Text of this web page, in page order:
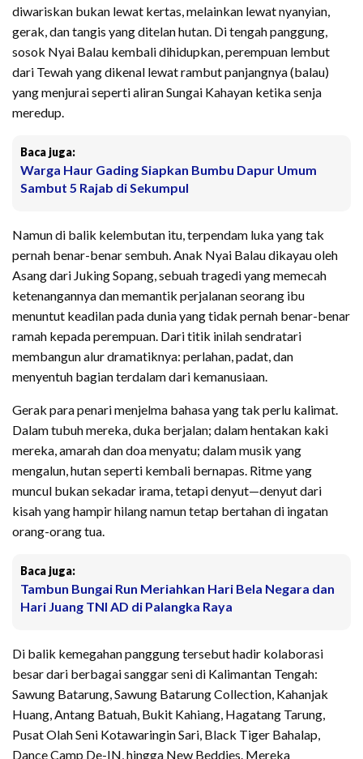
diwariskan bukan lewat kertas, melainkan lewat nyanyian,
gerak, dan tangis yang ditelan hutan. Di tengah panggung,
sosok Nyai Balau kembali dihidupkan, perempuan lembut
dari Tewah yang dikenal lewat rambut panjangnya (balau)
yang menjurai seperti aliran Sungai Kahayan ketika senja
meredup.
Baca juga:
Warga Haur Gading Siapkan Bumbu Dapur Umum
Sambut 5 Rajab di Sekumpul
Namun di balik kelembutan itu, terpendam luka yang tak
pernah benar-benar sembuh. Anak Nyai Balau dikayau oleh
Asang dari Juking Sopang, sebuah tragedi yang memecah
ketenangannya dan memantik perjalanan seorang ibu
menuntut keadilan pada dunia yang tidak pernah benar-benar
ramah kepada perempuan. Dari titik inilah sendratari
membangun alur dramatiknya: perlahan, padat, dan
menyentuh bagian terdalam dari kemanusiaan.
Gerak para penari menjelma bahasa yang tak perlu kalimat.
Dalam tubuh mereka, duka berjalan; dalam hentakan kaki
mereka, amarah dan doa menyatu; dalam musik yang
mengalun, hutan seperti kembali bernapas. Ritme yang
muncul bukan sekadar irama, tetapi denyut—denyut dari
kisah yang hampir hilang namun tetap bertahan di ingatan
orang-orang tua.
Baca juga:
Tambun Bungai Run Meriahkan Hari Bela Negara dan
Hari Juang TNI AD di Palangka Raya
Di balik kemegahan panggung tersebut hadir kolaborasi
besar dari berbagai sanggar seni di Kalimantan Tengah:
Sawung Batarung, Sawung Batarung Collection, Kahanjak
Huang, Antang Batuah, Bukit Kahiang, Hagatang Tarung,
Pusat Olah Seni Kotawaringin Sari, Black Tiger Bahalap,
Dance Camp De-IN, hingga New Beddies. Mereka